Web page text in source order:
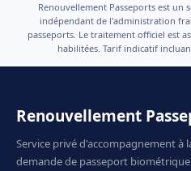
Renouvellement Passeports est un
indépendant de l'administration
passeports. Le traitement officiel est
habilitées. Tarif indicatif
Renouvellement
Service privé d'accompagnement à
demande de passeport biométrique